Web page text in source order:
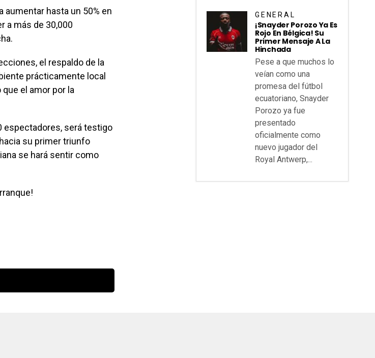
hasta un 50% en
a más de 30,000
el respaldo de la
prácticamente local
el amor por la
espectadores, será testigo
su primer triunfo
se hará sentir como
GENERAL
¡Snayder Porozo Ya Es
Rojo En Bélgica! Su
Primer Mensaje A La
Hinchada
Pese a que muchos lo
veían como una
promesa del fútbol
ecuatoriano, Snayder
Porozo ya fue
presentado
oficialmente como
nuevo jugador del
Royal Antwerp,...